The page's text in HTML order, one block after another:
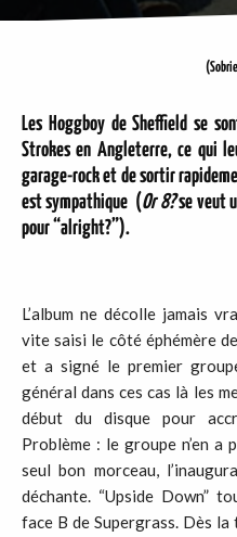
Les Hoggboy de Sheffield se
Strokes en Angleterre, ce qui
garage-rock et de sortir
est sympathique (Or 8?se veut
pour “alright?”).
L’album ne décolle jamais
vite saisi le côté éphémère
et a signé le premier
général dans ces cas là les
début du disque pour
Problème : le groupe n’en a
seul bon morceau,
déchante. “Upside Down”
face B de Supergrass. Dès